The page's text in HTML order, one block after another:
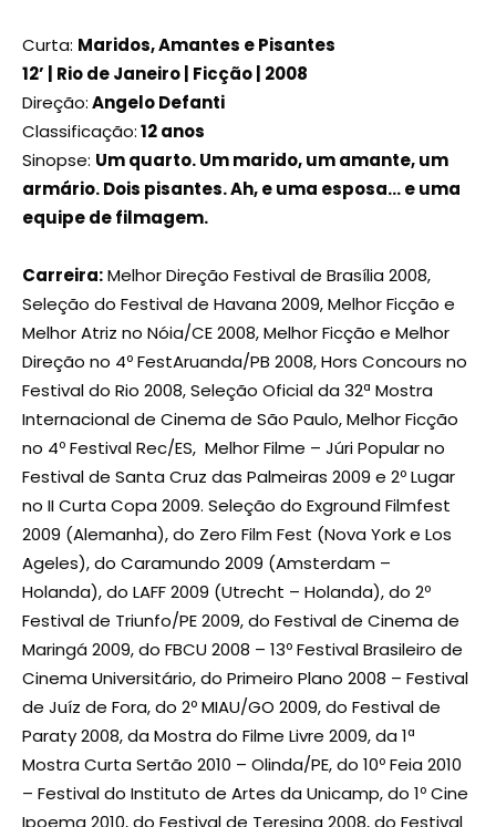
Curta: Maridos, Amantes e Pisantes
12’ | Rio de Janeiro | Ficção | 2008
Direção:Angelo Defanti
Classificação:12 anos
Sinopse: Um quarto. Um marido, um amante, um
armário. Dois pisantes. Ah, e uma esposa… e uma
equipe de filmagem.
Carreira:Melhor Direção Festival de Brasília 2008,
Seleção do Festival de Havana 2009, Melhor Ficção e
Melhor Atriz no Nóia/CE 2008, Melhor Ficção e Melhor
Direção no 4º FestAruanda/PB 2008, Hors Concours no
Festival do Rio 2008, Seleção Oficial da 32ª Mostra
Internacional de Cinema de São Paulo, Melhor Ficção
no 4º Festival Rec/ES, Melhor Filme – Júri Popular no
Festival de Santa Cruz das Palmeiras 2009 e 2º Lugar
no II Curta Copa 2009. Seleção do Exground Filmfest
2009 (Alemanha), do Zero Film Fest (Nova York e Los
Ageles), do Caramundo 2009 (Amsterdam –
Holanda), do LAFF 2009 (Utrecht – Holanda), do 2º
Festival de Triunfo/PE 2009, do Festival de Cinema de
Maringá 2009, do FBCU 2008 – 13º Festival Brasileiro de
Cinema Universitário, do Primeiro Plano 2008 – Festival
de Juíz de Fora, do 2º MIAU/GO 2009, do Festival de
Paraty 2008, da Mostra do Filme Livre 2009, da 1ª
Mostra Curta Sertão 2010 – Olinda/PE, do 10º Feia 2010
– Festival do Instituto de Artes da Unicamp, do 1º Cine
Ipoema 2010, do Festival de Teresina 2008, do Festival